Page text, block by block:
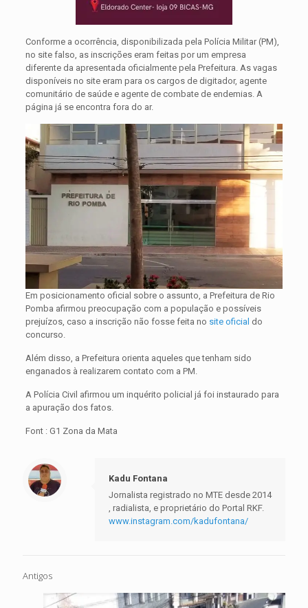
Conforme a ocorrência, disponibilizada pela Polícia Militar (PM),
no site falso, as inscrições eram feitas por um empresa
diferente da apresentada oficialmente pela Prefeitura. As vagas
disponíveis no site eram para os cargos de digitador, agente
comunitário de saúde e agente de combate de endemias. A
página já se encontra fora do ar.
Em posicionamento oficial sobre o assunto, a Prefeitura de Rio
Pomba afirmou preocupação com a população e possíveis
prejuízos, caso a inscrição não fosse feita no site oficial do
concurso.
Além disso, a Prefeitura orienta aqueles que tenham sido
enganados à realizarem contato com a PM.
A Polícia Civil afirmou um inquérito policial já foi instaurado para
a apuração dos fatos.
Font : G1 Zona da Mata
Kadu Fontana
Jornalista registrado no MTE desde 2014
, radialista, e proprietário do Portal RKF.
www.instagram.com/kadufontana/
Antigos